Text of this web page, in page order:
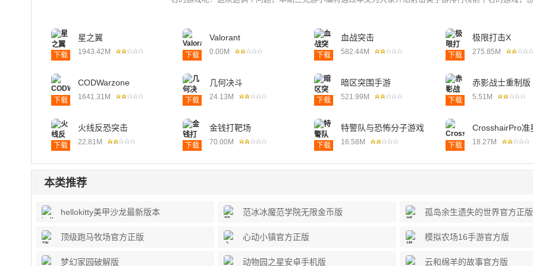
下载
星之翼
1943.42M 下载
Valorant
0.00M 下载
血战突击
582.44M 下载
极限打击X
275.85M
下载
CODWarzone
1641.31M 下载
几何决斗
24.13M 下载
暗区突围手游
521.99M 下载
赤影战士重制版
5.51M
下载
火线反恐突击
22.81M 下载
金钱打靶场
70.00M 下载
特警队与恐怖分子游戏
16.58M 下载
CrosshairPro准
器
18.27M
本类推荐
hellokitty美甲沙龙最新版本 范冰冰魔范学院无限金币版 孤岛余生遗失的世界官方正版
顶级跑马牧场官方正版 心动小镇官方正版 模拟农场16手游官方版
梦幻家园破解版 动物园之星安卓手机版 云和绵羊的故事官方版